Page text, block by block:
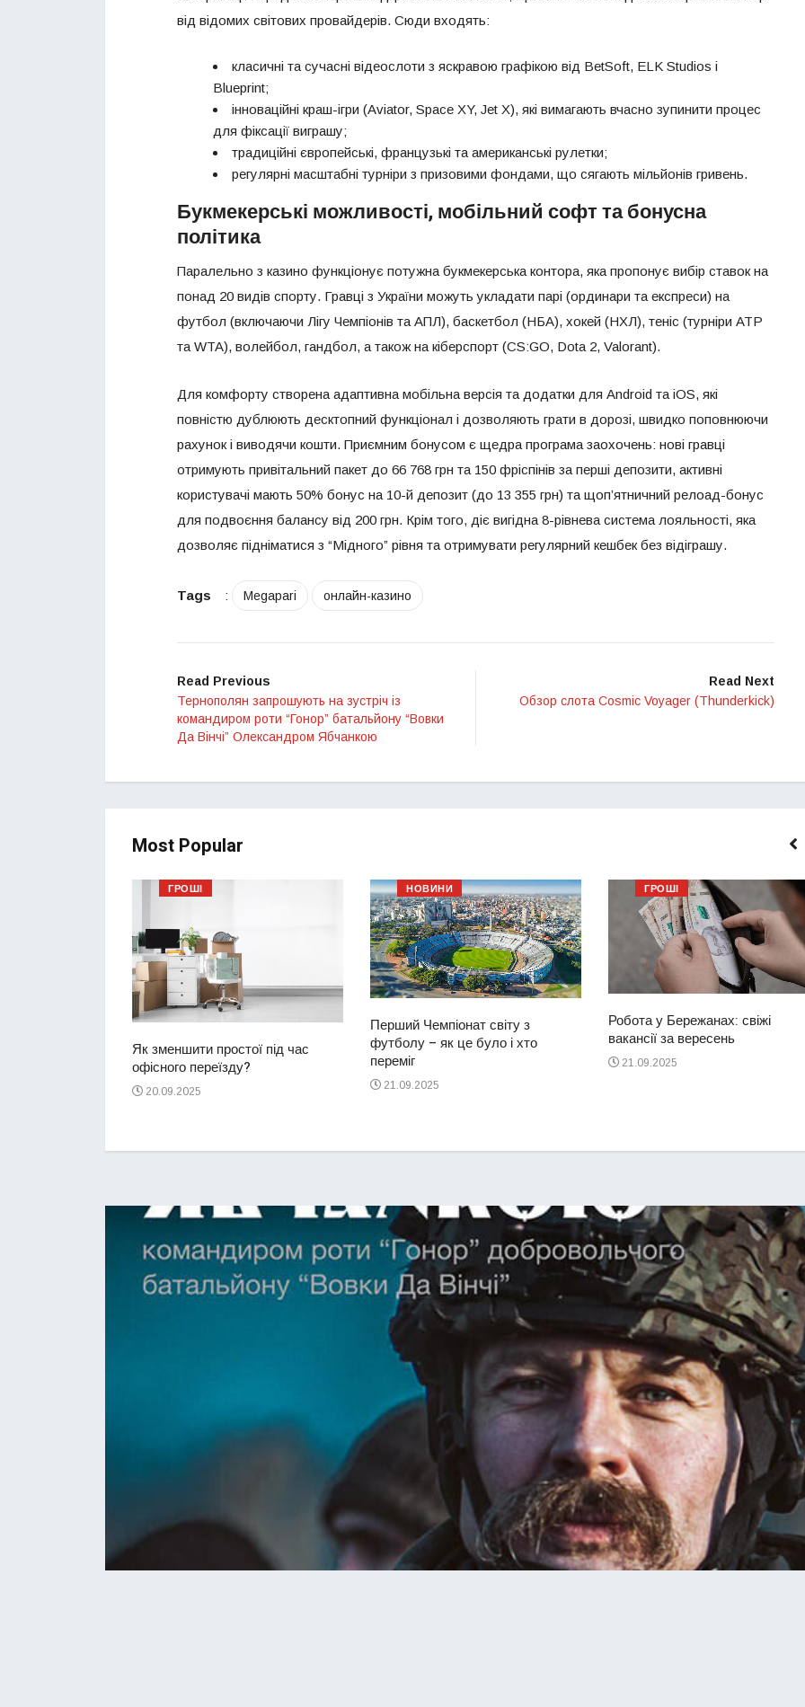
від відомих світових провайдерів. Сюди входять:
класичні та сучасні відеослоти з яскравою графікою від BetSoft, ELK Studios і
Blueprint;
інноваційні краш-ігри (Aviator, Space XY, Jet X), які вимагають вчасно зупинити процес
для фіксації виграшу;
традиційні європейські, французькі та американські рулетки;
регулярні масштабні турніри з призовими фондами, що сягають мільйонів гривень.
Букмекерські можливості, мобільний софт та бонусна
політика
Паралельно з казино функціонує потужна букмекерська контора, яка пропонує вибір ставок на
понад 20 видів спорту. Гравці з України можуть укладати парі (ординари та експреси) на
футбол (включаючи Лігу Чемпіонів та АПЛ), баскетбол (НБА), хокей (НХЛ), теніс (турніри ATP
та WTA), волейбол, гандбол, а також на кіберспорт (CS:GO, Dota 2, Valorant).
Для комфорту створена адаптивна мобільна версія та додатки для Android та iOS, які
повністю дублюють десктопний функціонал і дозволяють грати в дорозі, швидко поповнюючи
рахунок і виводячи кошти. Приємним бонусом є щедра програма заохочень: нові гравці
отримують привітальний пакет до 66 768 грн та 150 фріспінів за перші депозити, активні
користувачі мають 50% бонус на 10-й депозит (до 13 355 грн) та щоп’ятничний релоад-бонус
для подвоєння балансу від 200 грн. Крім того, діє вигідна 8-рівнева система лояльності, яка
дозволяє підніматися з “Мідного” рівня та отримувати регулярний кешбек без відіграшу.
Tags : Megapari онлайн-казино
Read Previous
Тернополян запрошують на зустріч із
командиром роти “Гонор” батальйону “Вовки
Да Вінчі” Олександром Ябчанкою
Read Next
Обзор слота Cosmic Voyager (Thunderkick)
Most Popular
ГРОШІ
Як зменшити простої під час
офісного переїзду?
20.09.2025
НОВИНИ
Перший Чемпіонат світу з
футболу – як це було і хто
переміг
21.09.2025
ГРОШІ
Робота у Бережанах: свіжі
вакансії за вересень
21.09.2025